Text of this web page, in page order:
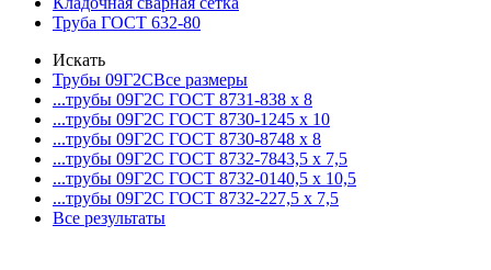
Труба ГОСТ 632-80
Искать
Трубы 09Г2СВсе размеры
...трубы 09Г2С ГОСТ 8731-838 x 8
...трубы 09Г2С ГОСТ 8730-1245 x 10
...трубы 09Г2С ГОСТ 8730-8748 x 8
...трубы 09Г2С ГОСТ 8732-7843,5 x 7,5
...трубы 09Г2С ГОСТ 8732-0140,5 x 10,5
...трубы 09Г2С ГОСТ 8732-227,5 x 7,5
Все результаты